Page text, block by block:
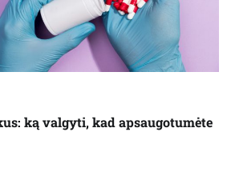
ką valgyti, kad apsaugotumėte